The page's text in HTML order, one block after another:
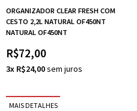
ORGANIZADOR CLEAR FRESH COM
CESTO 2,2L NATURAL OF450NT
NATURAL OF450NT
R$72,00
3x R$24,00